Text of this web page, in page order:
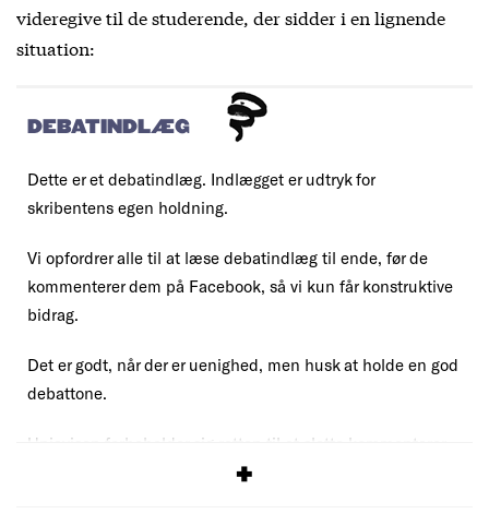
videregive til de studerende, der sidder i en lignende
situation:
DEBATINDLÆG
Dette er et debatindlæg. Indlægget er udtryk for
skribentens egen holdning.
Vi opfordrer alle til at læse debatindlæg til ende, før de
kommenterer dem på Facebook, så vi kun får konstruktive
bidrag.
Det er godt, når der er uenighed, men husk at holde en god
debattone.
Uniavisen forbeholder sig retten til at slette kommentarer,
debatregler